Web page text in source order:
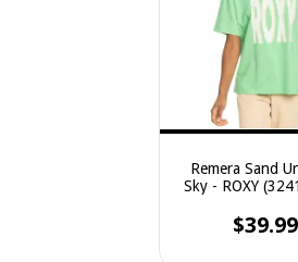
Remera Sand
Sky - ROXY